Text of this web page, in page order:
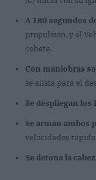
A 180 segundos
propulsión, y el
cohete.
Con maniobras
se alista para el
Se despliegan los
Se arman ambos
velocidades
Se detona la